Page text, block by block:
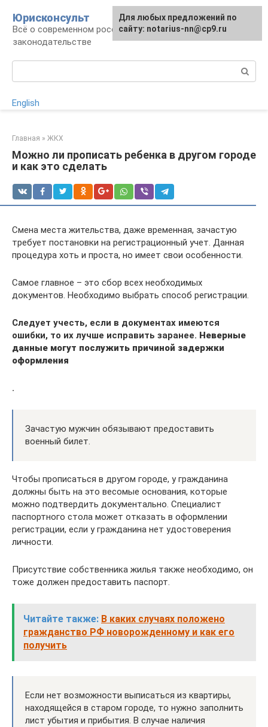
контенту
Юрисконсульт
Всё о современном российском
законодательстве
English
Главная » ЖКХ
Можно ли прописать ребенка в другом городе
и как это сделать
Смена места жительства, даже временная, зачастую
требует постановки на регистрационный учет. Данная
процедура хоть и проста, но имеет свои особенности.
Самое главное – это сбор всех необходимых
документов. Необходимо выбрать способ регистрации.
Следует учесть, если в документах имеются
ошибки, то их лучше исправить заранее. Неверные
данные могут послужить причиной задержки
оформления
.
Зачастую мужчин обязывают предоставить
военный билет.
Чтобы прописаться в другом городе, у гражданина
должны быть на это весомые основания, которые
можно подтвердить документально. Специалист
паспортного стола может отказать в оформлении
регистрации, если у гражданина нет удостоверения
личности.
Присутствие собственника жилья также необходимо, он
тоже должен предоставить паспорт.
Читайте также: В каких случаях положено
гражданство РФ новорожденному и как его
получить
Если нет возможности выписаться из квартиры,
находящейся в старом городе, то нужно заполнить
лист убытия и прибытия. В случае наличия
Для любых предложений по
сайту: notarius-nn@cp9.ru